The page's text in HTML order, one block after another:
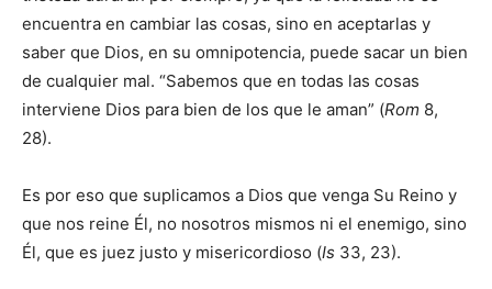
encuentra en cambiar las cosas, sino en aceptarlas y
saber que Dios, en su omnipotencia, puede sacar un bien
de cualquier mal. “Sabemos que en todas las cosas
interviene Dios para bien de los que le aman” (Rom 8,
28).
Es por eso que suplicamos a Dios que venga Su Reino y
que nos reine Él, no nosotros mismos ni el enemigo, sino
Él, que es juez justo y misericordioso (Is 33, 23).